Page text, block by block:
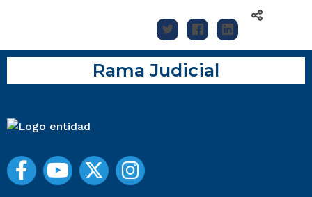
Rama Judicial